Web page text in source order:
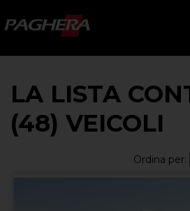
LA LISTA
(48) VEICOLI
Ordina per: